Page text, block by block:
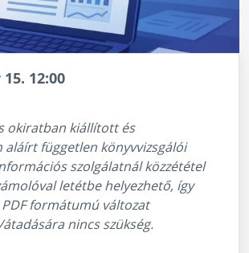
12:00
okiratban kiállított és
aláírt független könyvvizsgálói
szolgálatnál közzététel
letétbe helyezhető, így
formátumú változat
nincs szükség.